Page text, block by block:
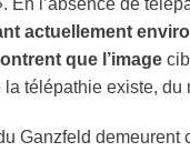
En l’absence de
actuellement
que l’image
la télépathie existe, du
Ganzfeld demeurent